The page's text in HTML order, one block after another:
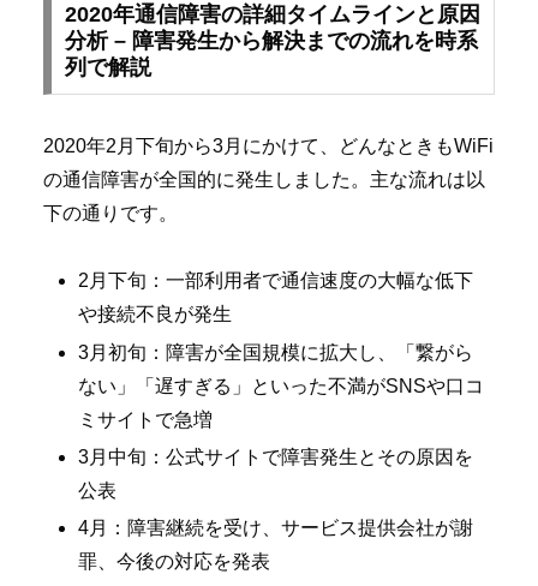
2020年通信障害の詳細タイムラインと原因
分析 – 障害発生から解決までの流れを時系
列で解説
2020年2月下旬から3月にかけて、どんなときもWiFi
の通信障害が全国的に発生しました。主な流れは以
下の通りです。
2月下旬：一部利用者で通信速度の大幅な低下
や接続不良が発生
3月初旬：障害が全国規模に拡大し、「繋がら
ない」「遅すぎる」といった不満がSNSや口コ
ミサイトで急増
3月中旬：公式サイトで障害発生とその原因を
公表
4月：障害継続を受け、サービス提供会社が謝
罪、今後の対応を発表